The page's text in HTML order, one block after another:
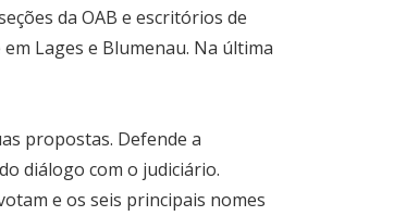
da OAB e escritórios de
Lages e Blumenau. Na última
propostas. Defende a
diálogo com o judiciário.
e os seis principais nomes